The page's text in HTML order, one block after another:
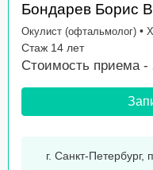
Бондарев Борис
Окулист (офтальмолог) •
Стаж 14 лет
Стоимость приема -
г. Санкт-Петербург,